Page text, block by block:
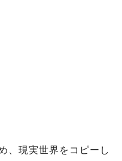
、現実世界をコピーし